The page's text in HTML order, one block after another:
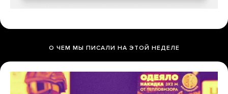
О ЧЕМ МЫ ПИСАЛИ НА ЭТОЙ НЕДЕЛЕ